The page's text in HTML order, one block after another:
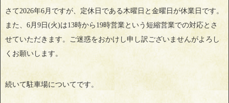
さて2026年6月ですが、定休日である木曜日と金曜日が休業日です。
また、6月9日(火)は13時から19時営業という短縮営業での対応とさ
せていただきます。ご迷惑をおかけし申し訳ございませんがよろし
くお願いします。
続いて駐車場についてです。